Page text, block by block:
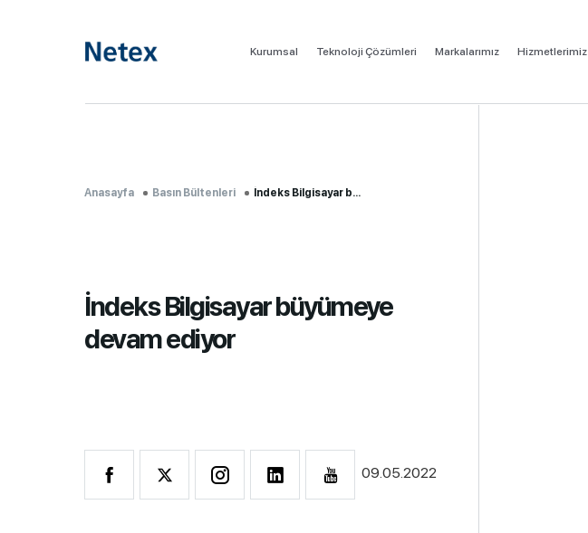
Kurumsal Teknoloji Çözümleri Markalarımız Hizmetlerimiz
Anasayfa Basın Bültenleri İndeks Bilgisayar b...
İndeks Bilgisayar büyümeye
devam ediyor
09.05.2022